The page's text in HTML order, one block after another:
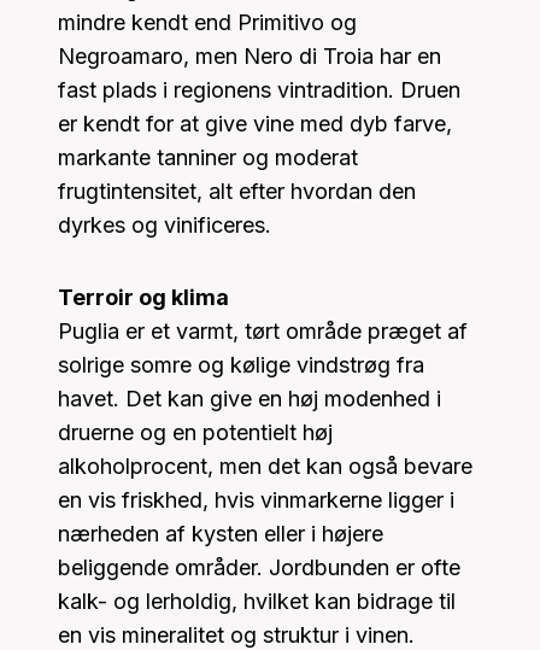
mindre kendt end Primitivo og
Negroamaro, men Nero di Troia har en
fast plads i regionens vintradition. Druen
er kendt for at give vine med dyb farve,
markante tanniner og moderat
frugtintensitet, alt efter hvordan den
dyrkes og vinificeres.
Terroir og klima
Puglia er et varmt, tørt område præget af
solrige somre og kølige vindstrøg fra
havet. Det kan give en høj modenhed i
druerne og en potentielt høj
alkoholprocent, men det kan også bevare
en vis friskhed, hvis vinmarkerne ligger i
nærheden af kysten eller i højere
beliggende områder. Jordbunden er ofte
kalk- og lerholdig, hvilket kan bidrage til
en vis mineralitet og struktur i vinen.